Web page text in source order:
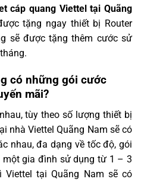
cáp quang Viettel tại Quãng
tặng ngay thiết bị Router
sẽ được tặng thêm cước sử
có những gói cước
mãi?
tùy theo số lượng thiết bị
nhà Viettel Quãng Nam sẽ có
nhau, đa dạng về tốc độ, gói
gia đình sử dụng từ 1 – 3
tại Quãng Nam sẽ có